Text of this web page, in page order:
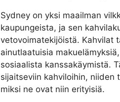
Sydney on yksi maailman
kaupungeista, ja sen
vetovoimatekijöistä. Kahvilat
ainutlaatuisia
sosiaalista kanssakäymistä.
sijaitseviin kahviloihin, niiden
miksi ne ovat niin erityisiä.